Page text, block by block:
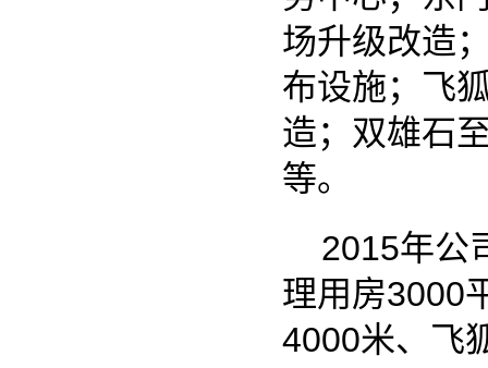
2015年公司投
理用房3000平
4000米、飞狐
2016年投资
投资2.02亿元
景区升级改造;
2000万元，新